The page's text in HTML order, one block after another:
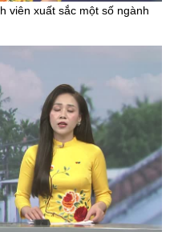
viên xuất sắc một số ngành